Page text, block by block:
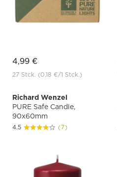
4,99 €
27 Stck. (0,18 €/1 Stck.)
Richard Wenzel
PURE Safe Candle,
90x60mm
4.5 (7)